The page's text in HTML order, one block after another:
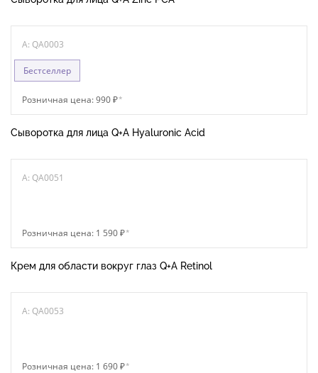
A: QA0003
Бестселлер
Розничная цена: 990 ₽*
Сыворотка для лица Q+A Hyaluronic Acid
A: QA0051
Розничная цена: 1 590 ₽*
Крем для области вокруг глаз Q+A Retinol
A: QA0053
Розничная цена: 1 690 ₽*